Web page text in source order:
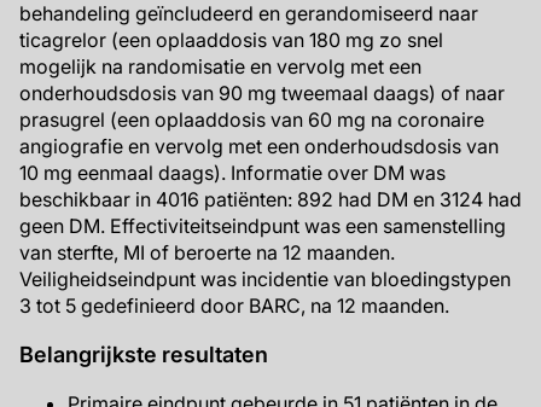
behandeling geïncludeerd en gerandomiseerd naar
ticagrelor (een oplaaddosis van 180 mg zo snel
mogelijk na randomisatie en vervolg met een
onderhoudsdosis van 90 mg tweemaal daags) of naar
prasugrel (een oplaaddosis van 60 mg na coronaire
angiografie en vervolg met een onderhoudsdosis van
10 mg eenmaal daags). Informatie over DM was
beschikbaar in 4016 patiënten: 892 had DM en 3124 had
geen DM. Effectiviteitseindpunt was een samenstelling
van sterfte, MI of beroerte na 12 maanden.
Veiligheidseindpunt was incidentie van bloedingstypen
3 tot 5 gedefinieerd door BARC, na 12 maanden.
Belangrijkste resultaten